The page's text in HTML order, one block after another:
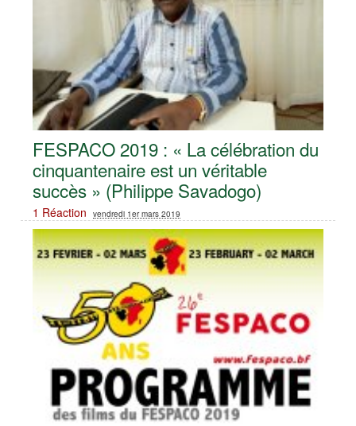
FESPACO 2019 : « La célébration du
cinquantenaire est un véritable
succès » (Philippe Savadogo)
1 Réaction vendredi 1er mars 2019